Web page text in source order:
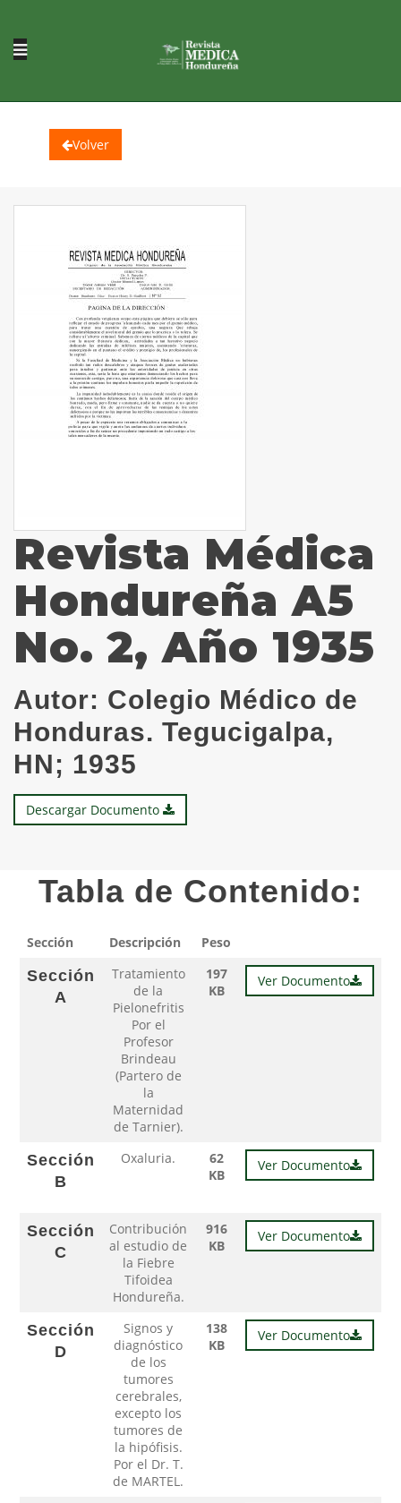
Volver
Revista Médica
Hondureña A5
No. 2, Año 1935
Autor: Colegio Médico de
Honduras. Tegucigalpa,
HN; 1935
Descargar Documento
Tabla de Contenido:
Sección Descripción Peso
Sección
A
Tratamiento
de la
Pielonefritis
Por el
Profesor
Brindeau
(Partero de
la
Maternidad
de Tarnier).
197
KB
Ver Documento
Sección
B
Oxaluria.
62
KB
Ver Documento
Sección
C
Contribución
al estudio de
la Fiebre
Tifoidea
Hondureña.
916
KB
Ver Documento
Sección
D
Signos y
diagnóstico
de los
tumores
cerebrales,
excepto los
tumores de
la hipófisis.
Por el Dr. T.
de MARTEL.
138
KB
Ver Documento